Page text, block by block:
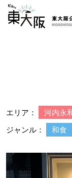
エリア： 河内永
ジャンル： 和食